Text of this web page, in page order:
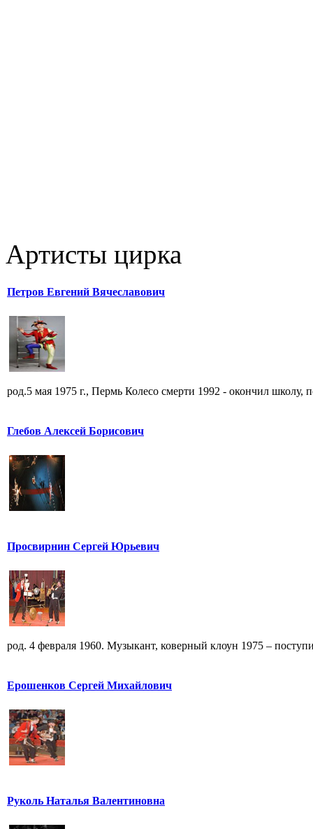
Артисты цирка
Петров Евгений Вячеславович
род.5 мая 1975 г., Пермь Колесо смерти 1992 - окончил школу,
Глебов Алексей Борисович
Просвирнин Сергей Юрьевич
род. 4 февраля 1960. Музыкант, коверный клоун 1975 –
Ерошенков Сергей Михайлович
Руколь Наталья Валентиновна